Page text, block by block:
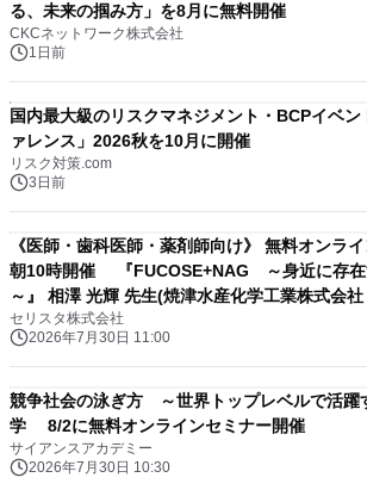
る、未来の掴み方」を8月に無料開催
CKCネットワーク株式会社
1日前
国内最大級のリスクマネジメント・BCPイベ
ァレンス」2026秋を10月に開催
リスク対策.com
3日前
《医師・歯科医師・薬剤師向け》 無料オンラ
朝10時開催 『FUCOSE+NAG ～身近に存在
～』 相澤 光輝 先生(焼津水産化学工業株式会
材開発部 / 部長)
セリスタ株式会社
2026年7月30日 11:00
競争社会の泳ぎ方 ～世界トップレベルで活躍
学 8/2に無料オンラインセミナー開催
サイアンスアカデミー
2026年7月30日 10:30